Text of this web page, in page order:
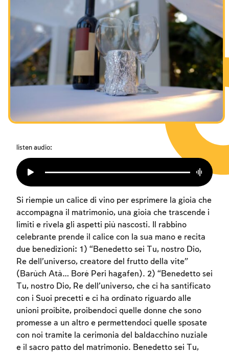
I digiuni commemorativi della distruzione del Tempio
Hanukkah
Purìm
listen audio:
Si riempie un calice di vino per esprimere la gioia che
accompagna il matrimonio, una gioia che trascende i
limiti e rivela gli aspetti più nascosti. Il rabbino
celebrante prende il calice con la sua mano e recita
due benedizioni: 1) “Benedetto sei Tu, nostro Dio,
Re dell’universo, creatore del frutto della vite”
(Barùch Atà… Boré Peri hagafen). 2) “Benedetto sei
Tu, nostro Dio, Re dell’universo, che ci ha santificato
con i Suoi precetti e ci ha ordinato riguardo alle
unioni proibite, proibendoci quelle donne che sono
promesse a un altro e permettendoci quelle sposate
con noi tramite la cerimonia del baldacchino nuziale
e il sacro patto del matrimonio. Benedetto sei Tu,